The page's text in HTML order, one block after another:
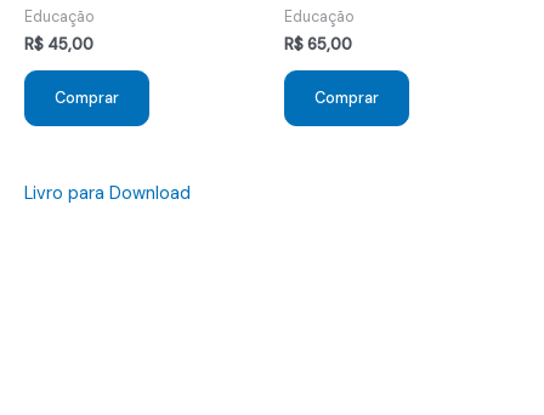
Educação
R$ 45,00
Comprar
Educação
R$65,00
Comprar
Livro para Download